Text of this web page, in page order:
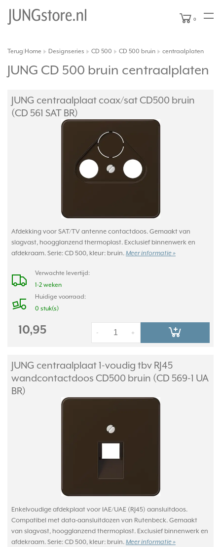
0
Terug Home Designseries CD 500 CD 500 bruin centraalplaten
JUNG CD 500 bruin centraalplaten
JUNG centraalplaat coax/sat CD500 bruin
(CD 561 SAT BR)
Afdekking voor SAT/TV antenne contactdoos. Gemaakt van
slagvast, hoogglanzend thermoplast. Exclusief binnenwerk en
afdekraam. Serie: CD 500, kleur: bruin. Meer informatie »
Verwachte levertijd:
1-2 weken
Huidige voorraad:
0 stuk(s)
10,95 +
-
JUNG centraalplaat 1-voudig tbv RJ45
wandcontactdoos CD500 bruin (CD 569-1 UA
BR)
Enkelvoudige afdekplaat voor IAE/UAE (RJ45) aansluitdoos.
Compatibel met data-aansluitdozen van Rutenbeck. Gemaakt
van slagvast, hoogglanzend thermoplast. Exclusief binnenwerk en
afdekraam. Serie: CD 500, kleur: bruin. Meer informatie »